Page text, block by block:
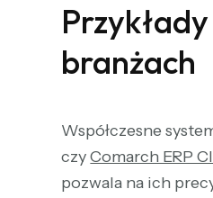
branżach
Współczesne
czyComarch ERP
pozwala na ich